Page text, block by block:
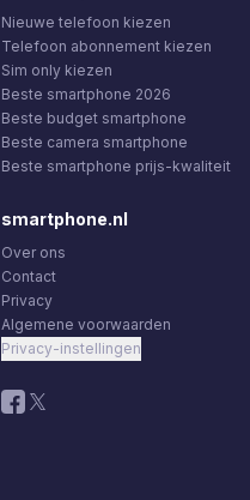
Nieuwe telefoon kiezen
Telefoon abonnement kiezen
Sim only kiezen
Beste smartphone 2026
Beste budget smartphone
Beste camera smartphone
Beste smartphone prijs-kwaliteit
smartphone.nl
Over ons
Contact
Privacy
Algemene voorwaarden
Privacy-instellingen